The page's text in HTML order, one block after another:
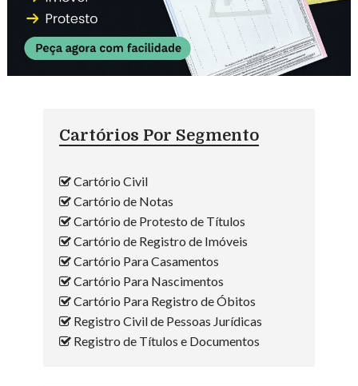
Cartórios Por Segmento
Cartório Civil
Cartório de Notas
Cartório de Protesto de Títulos
Cartório de Registro de Imóveis
Cartório Para Casamentos
Cartório Para Nascimentos
Cartório Para Registro de Óbitos
Registro Civil de Pessoas Jurídicas
Registro de Títulos e Documentos